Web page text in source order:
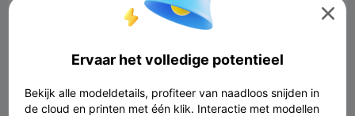

Ervaar het volledige potentieel
Bekijk alle modeldetails, profiteer van naadloos snijden in
de cloud en printen met één klik. Interactie met modellen